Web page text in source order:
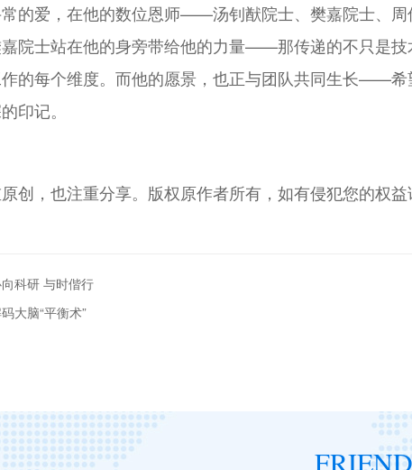
的爱，在他的数位恩师——汤钊猷院士、樊嘉院士、
院士站在他的身旁带给他的力量——那传递的不只是
的每个维度。而他的愿景，也正与团队共同生长——
印记。
原创，也注重分享。版权原作者所有，如有侵犯您的权
科研 与时偕行
大脑“平衡术”